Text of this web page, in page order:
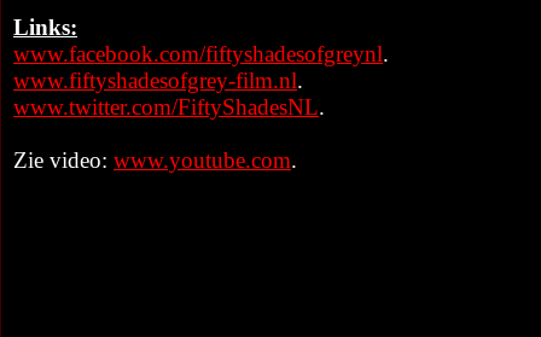
Links:
www.facebook.com/fiftyshadesofgreynl.
www.fiftyshadesofgrey-film.nl.
www.twitter.com/FiftyShadesNL.
Zie video: www.youtube.com.